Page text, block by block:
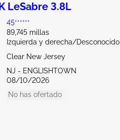
LeSabre 3.8L
45******
89,745 millas
Izquierda y derecha/Desconocido
Clear New Jersey
NJ - ENGLISHTOWN
08/10/2026
No has ofertado